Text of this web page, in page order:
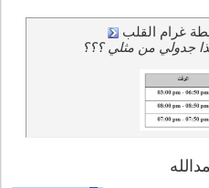
غرام القلب
جدولي من مثلي ؟؟؟